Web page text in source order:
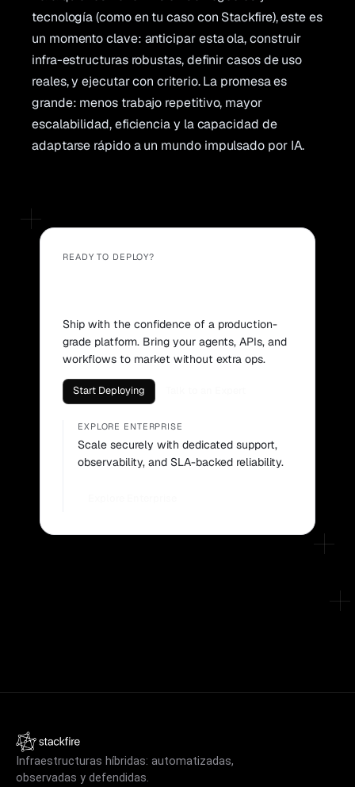
tecnología (como en tu caso con Stackfire), este es
un momento clave: anticipar esta ola, construir
infra-estructuras robustas, definir casos de uso
reales, y ejecutar con criterio. La promesa es
grande: menos trabajo repetitivo, mayor
escalabilidad, eficiencia y la capacidad de
adaptarse rápido a un mundo impulsado por IA.
READY TO DEPLOY?
Ship with the confidence of a production-
grade platform. Bring your agents, APIs, and
workflows to market without extra ops.
Start Deploying
EXPLORE ENTERPRISE
Scale securely with dedicated support,
observability, and SLA-backed reliability.
Infraestructuras híbridas: automatizadas,
observadas y defendidas.